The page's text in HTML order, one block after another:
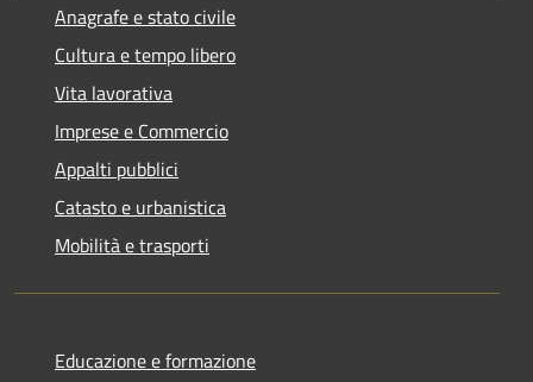
Anagrafe e stato civile
Cultura e tempo libero
Vita lavorativa
Imprese e Commercio
Appalti pubblici
Catasto e urbanistica
Mobilità e trasporti
Educazione e formazione